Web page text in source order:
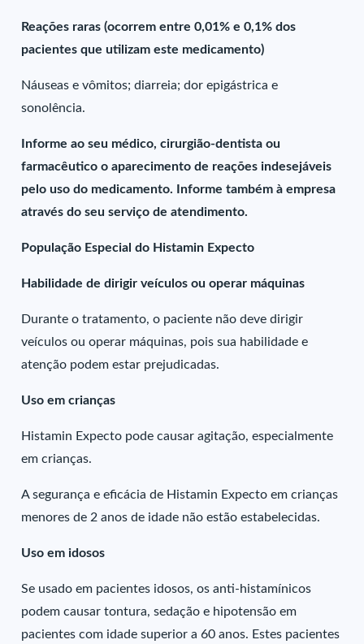
Reações raras (ocorrem entre 0,01% e 0,1% dos
pacientes que utilizam este medicamento)
Náuseas e vômitos; diarreia; dor epigástrica e
sonolência.
Informe ao seu médico, cirurgião-dentista ou
farmacêutico o aparecimento de reações indesejáveis
pelo uso do medicamento. Informe também à empresa
através do seu serviço de atendimento.
População Especial do Histamin Expecto
Habilidade de dirigir veículos ou operar máquinas
Durante o tratamento, o paciente não deve dirigir
veículos ou operar máquinas, pois sua habilidade e
atenção podem estar prejudicadas.
Uso em crianças
Histamin Expecto pode causar agitação, especialmente
em crianças.
A segurança e eficácia de Histamin Expecto em crianças
menores de 2 anos de idade não estão estabelecidas.
Uso em idosos
Se usado em pacientes idosos, os anti-histamínicos
podem causar tontura, sedação e hipotensão em
pacientes com idade superior a 60 anos. Estes pacientes